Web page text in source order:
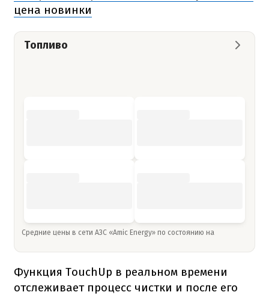
цена новинки
Топливо
Средние цены в сети АЗС «Amic Energy» по состоянию на
Функция TouchUp в реальном времени
отслеживает процесс чистки и после его